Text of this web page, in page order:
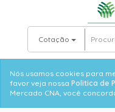
Cotação
Informative
message
Nós usamos cookies para
favor veja nossa Politica de
Mercado CNA, você